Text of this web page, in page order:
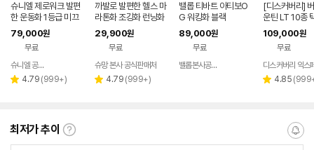
슈니엘 제로워크 발편
한 운동화 1등급 미끄
럼방지 키높이 런닝화
79,000원
무료
페이
슈니엘 공식 온라인스토어
별 4.79 리
(999+)
까발로 발편한 헬스 마
라톤화 조깅화 런닝화
쿠션 운동화 CA005
29,900원
무료
슈망 본사 공식판매처
별 4.79 리
(999+)
밸롭 티바트 아티보O
G 워킹화 블랙
89,000원
무료
밸롭본사공식몰
[디스커버리]
운틴 LT 10종
SH4111N [키
동화,발편한운
109,000원
무료
디스커버리 익스
별 4.85 리
(
최저가 추이
최
알